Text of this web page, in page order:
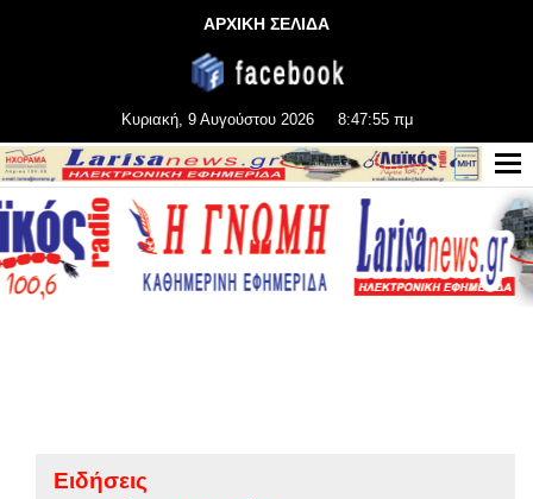
ΑΡΧΙΚΗ ΣΕΛΙΔΑ
Κυριακή, 9 Αυγούστου 2026 8:47:56 πμ
Ειδήσεις